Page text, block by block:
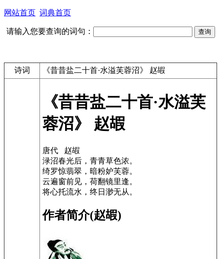
网站首页 词典首页
请输入您要查询的词句：
诗词 《昔昔盐二十首·水溢芙蓉沼》 赵嘏
《昔昔盐二十首·水溢芙
蓉沼》 赵嘏
唐代 赵嘏
渌沼春光后，青青草色浓。
绮罗惊翡翠，暗粉妒芙蓉。
云遍窗前见，荷翻镜里逢。
将心托流水，终日渺无从。
作者简介(赵嘏)